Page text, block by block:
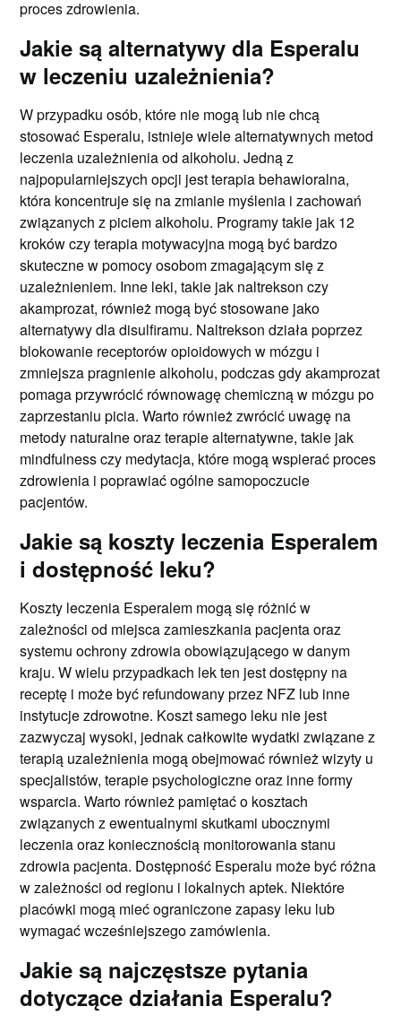
proces zdrowienia.
Jakie są alternatywy dla Esperalu
w leczeniu uzależnienia?
W przypadku osób, które nie mogą lub nie chcą
stosować Esperalu, istnieje wiele alternatywnych metod
leczenia uzależnienia od alkoholu. Jedną z
najpopularniejszych opcji jest terapia behawioralna,
która koncentruje się na zmianie myślenia i zachowań
związanych z piciem alkoholu. Programy takie jak 12
kroków czy terapia motywacyjna mogą być bardzo
skuteczne w pomocy osobom zmagającym się z
uzależnieniem. Inne leki, takie jak naltrekson czy
akamprozat, również mogą być stosowane jako
alternatywy dla disulfiramu. Naltrekson działa poprzez
blokowanie receptorów opioidowych w mózgu i
zmniejsza pragnienie alkoholu, podczas gdy akamprozat
pomaga przywrócić równowagę chemiczną w mózgu po
zaprzestaniu picia. Warto również zwrócić uwagę na
metody naturalne oraz terapie alternatywne, takie jak
mindfulness czy medytacja, które mogą wspierać proces
zdrowienia i poprawiać ogólne samopoczucie
pacjentów.
Jakie są koszty leczenia Esperalem
i dostępność leku?
Koszty leczenia Esperalem mogą się różnić w
zależności od miejsca zamieszkania pacjenta oraz
systemu ochrony zdrowia obowiązującego w danym
kraju. W wielu przypadkach lek ten jest dostępny na
receptę i może być refundowany przez NFZ lub inne
instytucje zdrowotne. Koszt samego leku nie jest
zazwyczaj wysoki, jednak całkowite wydatki związane z
terapią uzależnienia mogą obejmować również wizyty u
specjalistów, terapie psychologiczne oraz inne formy
wsparcia. Warto również pamiętać o kosztach
związanych z ewentualnymi skutkami ubocznymi
leczenia oraz koniecznością monitorowania stanu
zdrowia pacjenta. Dostępność Esperalu może być różna
w zależności od regionu i lokalnych aptek. Niektóre
placówki mogą mieć ograniczone zapasy leku lub
wymagać wcześniejszego zamówienia.
Jakie są najczęstsze pytania
dotyczące działania Esperalu?